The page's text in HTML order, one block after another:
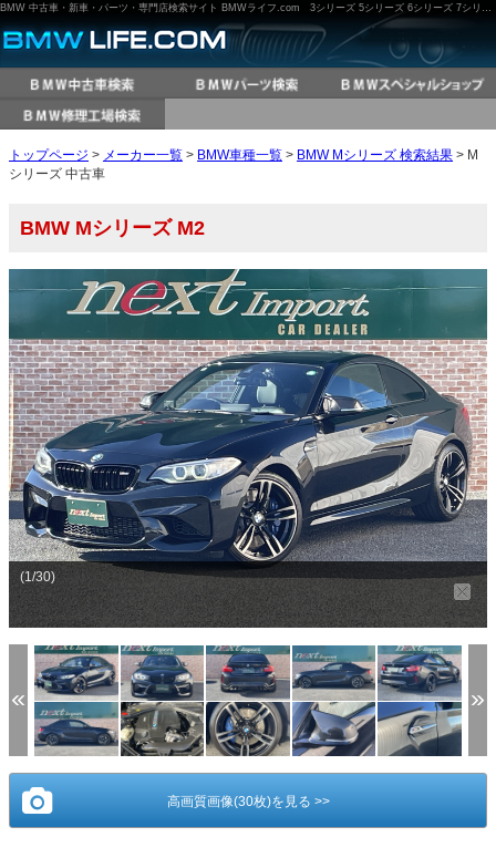
BMW 中古車・新車・パーツ・専門店検索サイト BMWライフ.com 3シリーズ 5シリーズ 6シリーズ 7シリーズ M3 M5 X3 X5 など
トップページ > メーカー一覧 > BMW車種一覧 > BMW Mシリーズ 検索結果 > M
シリーズ 中古車
BMW Mシリーズ M2
(1/30)
高画質画像(30枚)を見る >>